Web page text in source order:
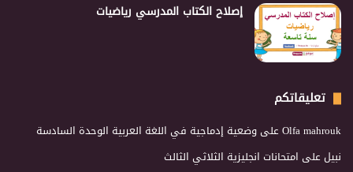
إصلاح الكتاب المدرسي رياضيات
تعليقاتكم
Olfa mahroukعلى وضعية إدماجية في اللغة العربية الوحدة السادسة
نبيلعلى امتحانات انجليزية الثلاثي الثالث